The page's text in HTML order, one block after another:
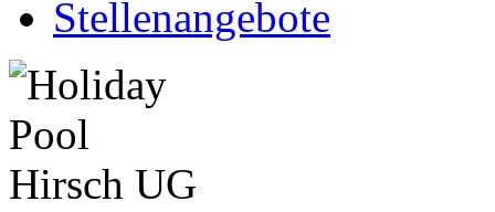
Stellenangebote